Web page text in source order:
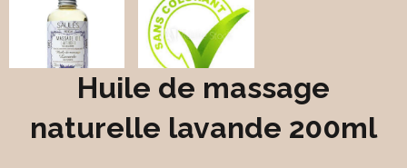
Huile de massage
naturelle lavande 200ml